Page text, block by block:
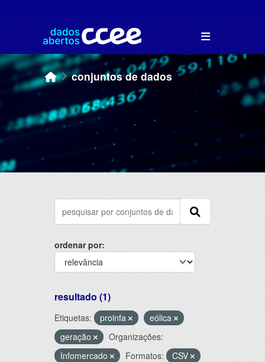
conjuntos de dados
ordenar por
resultado (1)
Etiquetas: proinfa
eólica
geração
Organizações:
Infomercado
Formatos:
CSV